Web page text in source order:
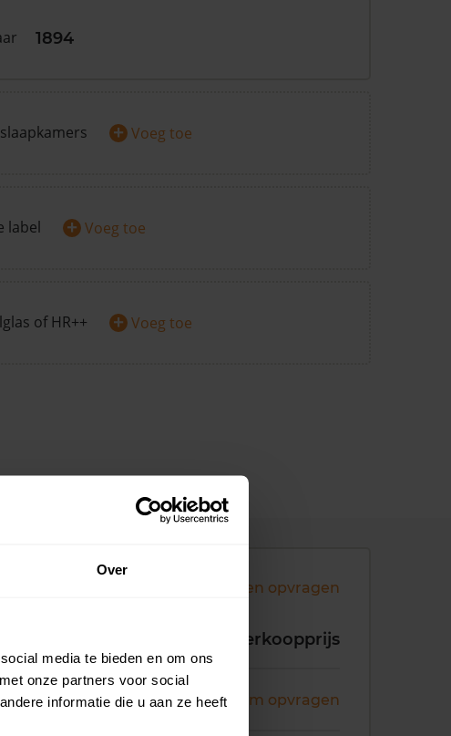
Over
media te bieden en om ons
onze partners voor social
informatie die u aan ze heeft
1894
+ Voeg toe
label + Voeg toe
of HR++ + Voeg toe
Andere koopsommen opvragen
Verkoopprijs
22 juni 2026 Koopsom opvragen